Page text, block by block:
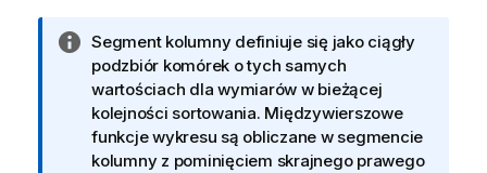
I
n
f
o
r
m
Segment kolumny definiuje się jako ciągły
podzbiór komórek o tych samych
wartościach dla wymiarów w bieżącej
kolejności sortowania. Międzywierszowe
funkcje wykresu są obliczane w segmencie
kolumny z pominięciem skrajnego prawego